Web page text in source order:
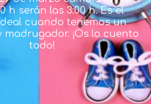
h serán las 3:00 h. Es el
cuando tenemos un
madrugador. ¡Os lo cuento
todo!